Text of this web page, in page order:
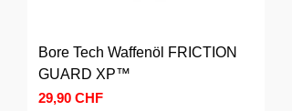
Bore Tech Waffenöl FRICTION
GUARD XP™
Preis
29,90 CHF